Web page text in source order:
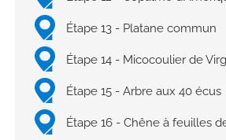
Étape 13 - Platane commun
Étape 14 - Micocoulier de
Étape 15 - Arbre aux 40 écus
Étape 16 - Chêne à feuilles